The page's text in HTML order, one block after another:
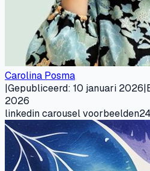
Carolina Posma
|Gepubliceerd: 10 januari 2026|
2026
linkedin carousel voorbeelden24